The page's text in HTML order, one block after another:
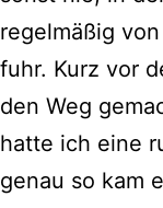
regelmäßig
fuhr. Kurz vor
den Weg
hatte ich eine
genau so kam